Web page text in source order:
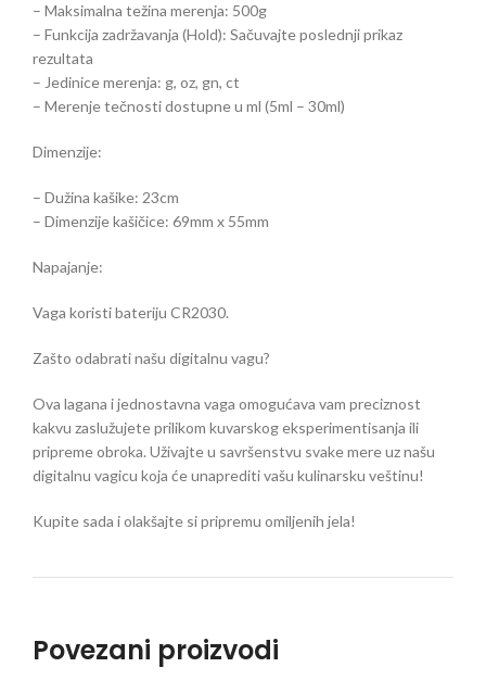
– Maksimalna težina merenja: 500g
– Funkcija zadržavanja (Hold): Sačuvajte poslednji prikaz
rezultata
– Jedinice merenja: g, oz, gn, ct
– Merenje tečnosti dostupne u ml (5ml – 30ml)
Dimenzije:
– Dužina kašike: 23cm
– Dimenzije kašičice: 69mm x 55mm
Napajanje:
Vaga koristi bateriju CR2030.
Zašto odabrati našu digitalnu vagu?
Ova lagana i jednostavna vaga omogućava vam preciznost
kakvu zaslužujete prilikom kuvarskog eksperimentisanja ili
pripreme obroka. Uživajte u savršenstvu svake mere uz našu
digitalnu vagicu koja će unaprediti vašu kulinarsku veštinu!
Kupite sada i olakšajte si pripremu omiljenih jela!
Povezani proizvodi